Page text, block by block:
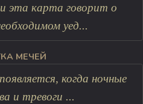
эта карта говорит о
уед...
МЕЧЕЙ
когда ночные
и тревоги ...